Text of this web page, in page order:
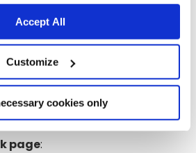
Accept All
Customize
cookies only
libres Corbières0/08/2023
CORBIERES, provence-alpes-
: 2023
page: